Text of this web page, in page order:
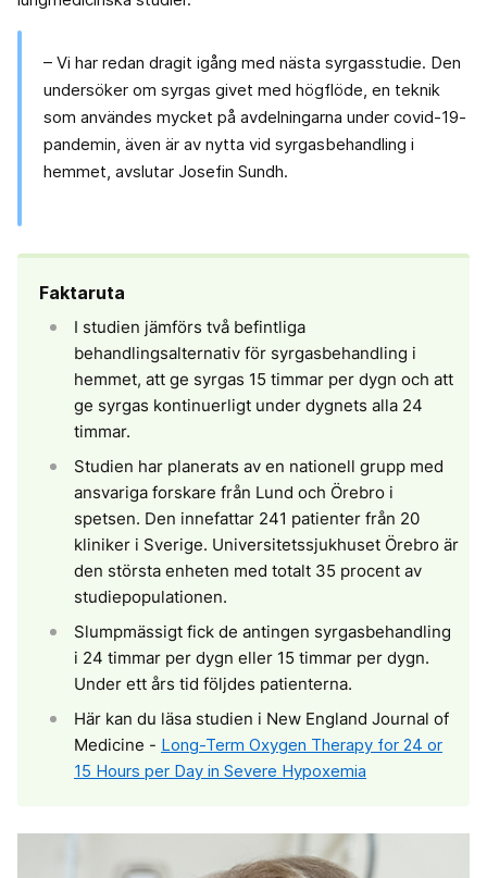
– Vi har redan dragit igång med nästa syrgasstudie. Den
undersöker om syrgas givet med högflöde, en teknik
som användes mycket på avdelningarna under covid-19-
pandemin, även är av nytta vid syrgasbehandling i
hemmet, avslutar Josefin Sundh.
Faktaruta
I studien jämförs två befintliga
behandlingsalternativ för syrgasbehandling i
hemmet, att ge syrgas 15 timmar per dygn och att
ge syrgas kontinuerligt under dygnets alla 24
timmar.
Studien har planerats av en nationell grupp med
ansvariga forskare från Lund och Örebro i
spetsen. Den innefattar 241 patienter från 20
kliniker i Sverige. Universitetssjukhuset Örebro är
den största enheten med totalt 35 procent av
studiepopulationen.
Slumpmässigt fick de antingen syrgasbehandling
i 24 timmar per dygn eller 15 timmar per dygn.
Under ett års tid följdes patienterna.
Här kan du läsa studien i New England Journal of
Medicine - Long-Term Oxygen Therapy for 24 or
15 Hours per Day in Severe Hypoxemia